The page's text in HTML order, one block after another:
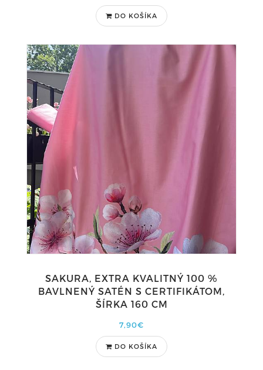
DO KOŠÍKA
SAKURA, EXTRA KVALITNÝ 100 %
BAVLNENÝ SATÉN S CERTIFIKÁTOM,
ŠÍRKA 160 CM
7,90€
DO KOŠÍKA